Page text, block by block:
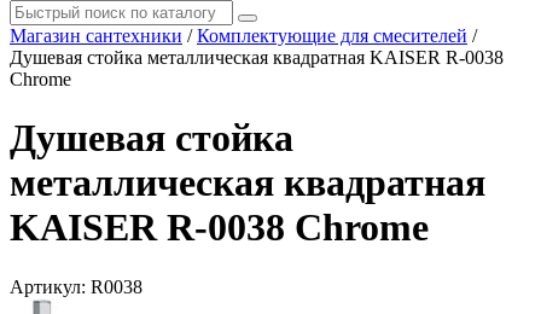
Магазин сантехники / Комплектующие для смесителей /
Душевая стойка металлическая квадратная KAISER R-0038
Chrome
Душевая стойка
металлическая квадратная
KAISER R-0038 Chrome
Артикул: R0038